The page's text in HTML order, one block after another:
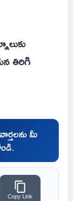
తిరిగి
మీ
Copy Link